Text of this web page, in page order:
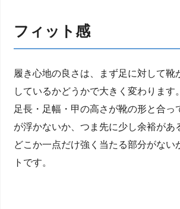
フィット感
履き心地の良さは、まず足に対して靴
しているかどうかで大きく変わります。
足長・足幅・甲の高さが靴の形と合っ
が浮かないか、つま先に少し余裕があ
どこか一点だけ強く当たる部分がない
トです。